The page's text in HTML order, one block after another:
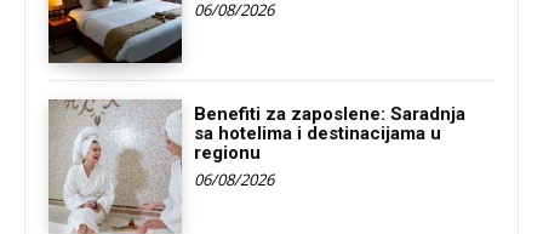
06/08/2026
Benefiti za zaposlene: Saradnja
sa hotelima i destinacijama u
regionu
06/08/2026